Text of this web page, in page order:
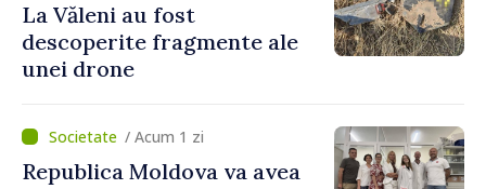
La Văleni au fost
descoperite fragmente ale
unei drone
/ Acum 1 zi
Republica Moldova va avea